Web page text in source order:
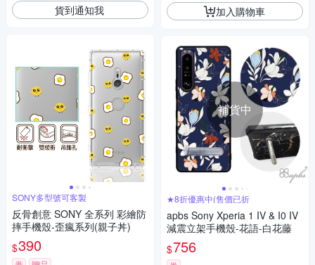
貨到通知我
SONY多型號可客製
反骨創意 SONY 全系列 彩繪防
摔手機殼-歪瘋系列(親子丼)
$390
加入購物車
補貨中
★8折優惠中(售價已折
apbs Sony Xperia 1 IV & I0 IV
減震立架手機殼-花語-白花藤
$756